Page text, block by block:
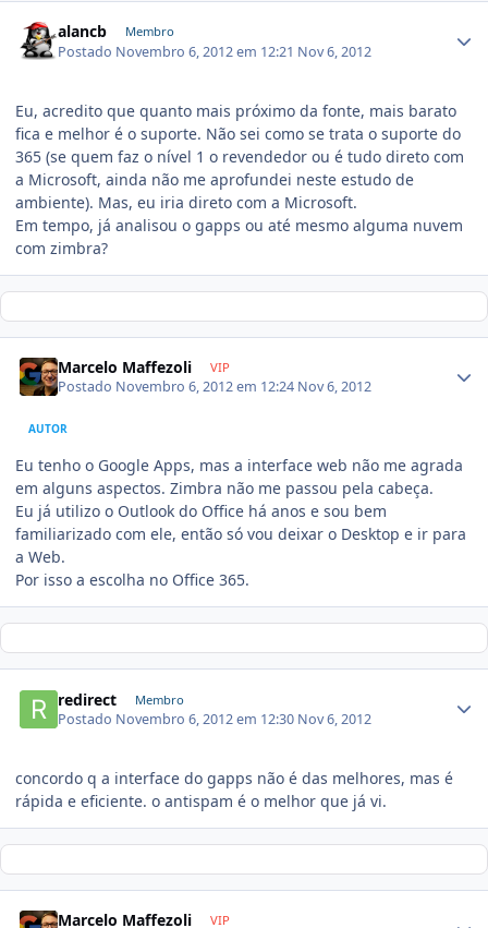
alancb Membro
Postado Novembro 6, 2012 em 12:21 Nov 6, 2012
Eu, acredito que quanto mais próximo da fonte, mais barato
fica e melhor é o suporte. Não sei como se trata o suporte do
365 (se quem faz o nível 1 o revendedor ou é tudo direto com
a Microsoft, ainda não me aprofundei neste estudo de
ambiente). Mas, eu iria direto com a Microsoft.
Em tempo, já analisou o gapps ou até mesmo alguma nuvem
com zimbra?
Marcelo Maffezoli VIP
Postado Novembro 6, 2012 em 12:24 Nov 6, 2012
AUTOR
Eu tenho o Google Apps, mas a interface web não me agrada
em alguns aspectos. Zimbra não me passou pela cabeça.
Eu já utilizo o Outlook do Office há anos e sou bem
familiarizado com ele, então só vou deixar o Desktop e ir para
a Web.
Por isso a escolha no Office 365.
redirect Membro
Postado Novembro 6, 2012 em 12:30 Nov 6, 2012
concordo q a interface do gapps não é das melhores, mas é
rápida e eficiente. o antispam é o melhor que já vi.
Marcelo Maffezoli VIP